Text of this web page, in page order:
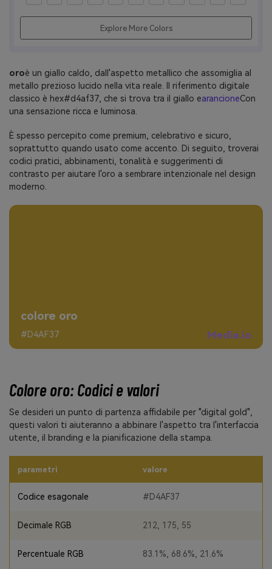
oroè un giallo caldo, dall'aspetto metallico che assomiglia al
metallo prezioso lucido nella vita reale. Il riferimento digitale
classico è hex#d4af37, che si trova tra il giallo earancioneCon
una sensazione ricca e luminosa.
È spesso percepito come premium, celebrativo e sicuro,
soprattutto quando usato come accento. Di seguito, troverai
codici pratici, abbinamenti, tonalità e suggerimenti di
contrasto per aiutare l'oro a sembrare intenzionale nel design
moderno.
Media.io
colore oro
#D4AF37
Colore oro: Codici e valori
Se desideri un punto di partenza affidabile per "digital gold",
questi valori ti aiuteranno a abbinare l'aspetto tra l'interfaccia
utente, il branding e la pianificazione della stampa.
parametri valore
Codice esagonale #D4AF37
Decimale RGB 212, 175, 55
Percentuale RGB 83.1%, 68.6%, 21.6%
Explore More Colors